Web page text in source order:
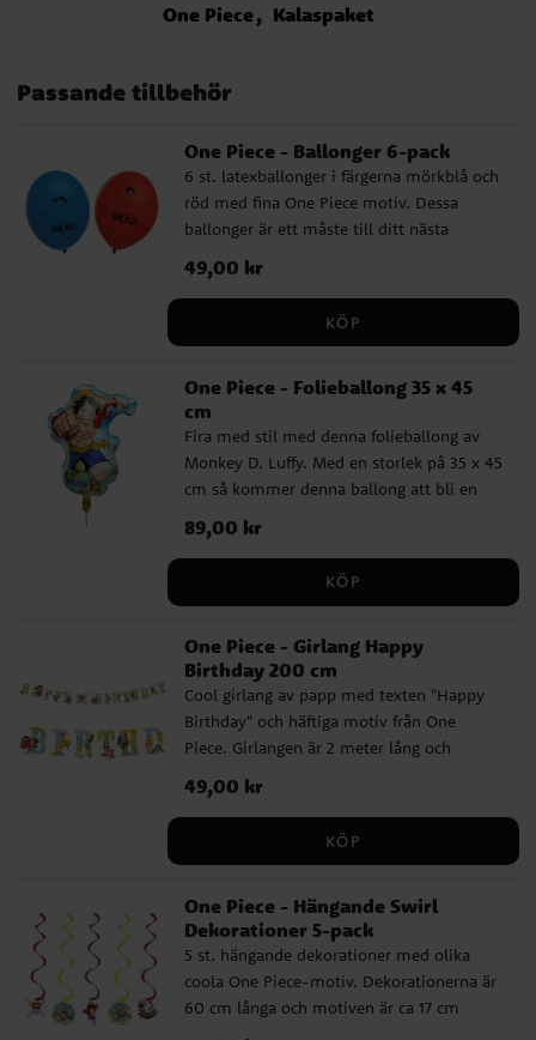
One Piece Kalaspaket
Passande tillbehör
One Piece - Ballonger 6-pack
6 st. latexballonger i färgerna mörkblå och
röd med fina One Piece motiv. Dessa
ballonger är ett måste till ditt nästa
kalasfirande. Ballongerna blir ca 27 cm i
diameter när dom är uppblåsta och går att
upp med luft rekommenderar vi att du
Pris :49,00 kr
49,00 kr
KÖP
One Piece - Folieballong 35 x 45
cm
Fira med stil med denna folieballong av
Monkey D. Luffy. Med en storlek på 35 x 45
cm så kommer denna ballong att bli en
omedelbar hit på ditt One Piece-kalas.
Den är enkel att blåsa upp med hjälp av
antingen helium eller luft, och den har
självförslutande ventil så att du inte
ut. Men om du vill blåsa upp ballongen
med vanlig luft behöver du en
ballongpump eller ett sugrör.
Pris:89,00 kr
89,00 kr
KÖP
One Piece - Girlang Happy
Birthday 200 cm
Cool girlang av papp med texten "Happy
Birthday" och häftiga motiv från One
Piece. Girlangen är 2 meter lång och
bokstäverna är ca 16 cm höga.
Pris :49,00 kr
49,00 kr
KÖP
One Piece - Hängande Swirl
Dekorationer 5-pack
5 st. hängande dekorationer med olika
coola One Piece-motiv. Dekorationerna är
60 cm långa och motiven är ca 17 cm